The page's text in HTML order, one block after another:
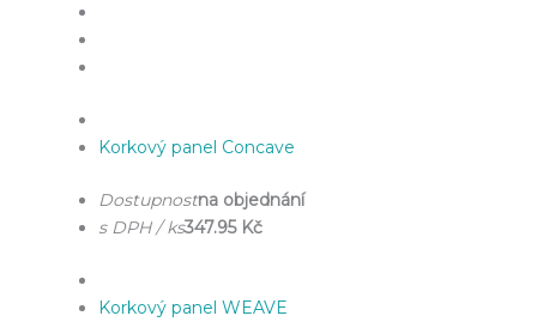
Korkový panel Concave
Dostupnostna objednání
s DPH / ks347.95 Kč
Korkový panel WEAVE